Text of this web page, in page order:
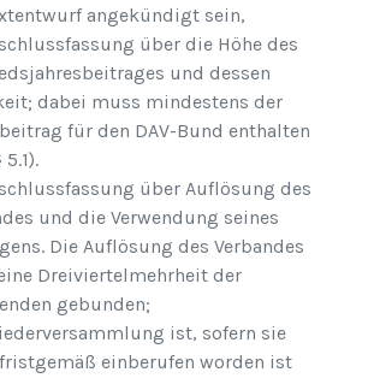
angekündigt sein,
über die Höhe des
und dessen
dabei muss mindestens der
für den DAV-Bund enthalten
über Auflösung des
und die Verwendung seines
Die Auflösung des Verbandes
Dreiviertelmehrheit der
gebunden;
ist, sofern sie
einberufen worden ist